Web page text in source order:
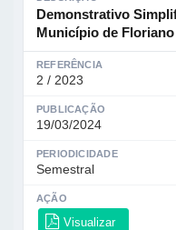
Demonstrativo
Município de
REFERÊNCIA
2 / 2023
PUBLICAÇÃO
19/03/2024
PERIODICIDADE
Semestral
AÇÃO
Visualizar